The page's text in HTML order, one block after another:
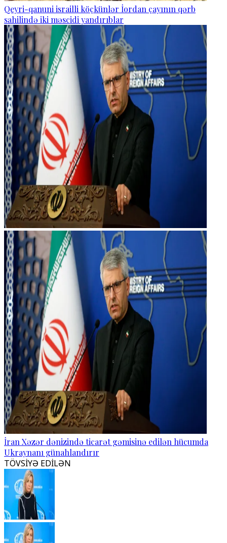
Qeyri-qanuni israilli köçkünlər İordan çayının qərb
sahilində iki məscidi yandırıblar
İran Xəzər dənizində ticarət gəmisinə edilən hücumda
Ukraynanı günahlandırır
TÖVSİYƏ EDİLƏN